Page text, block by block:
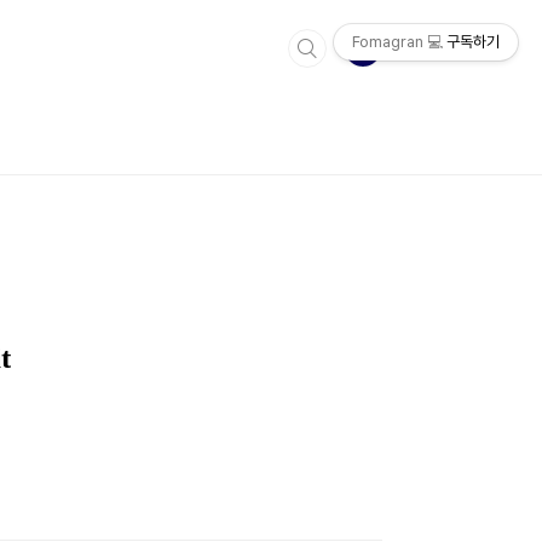
Fomagran 💻 구독하기